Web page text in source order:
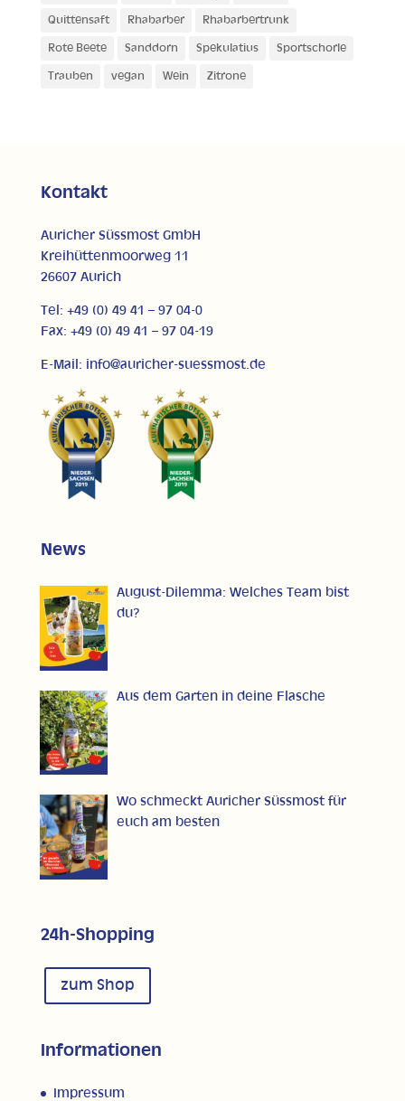
Quittensaft Rhabarber Rhabarbertrunk
Rote Beete Sanddorn Spekulatius Sportschorle
Trauben vegan Wein Zitrone
Kontakt
Auricher Süssmost GmbH
Kreihüttenmoorweg 11
26607 Aurich
Tel: +49 (0) 49 41 – 97 04-0
Fax: +49 (0) 49 41 – 97 04-19
E-Mail: info@auricher-suessmost.de
News
August-Dilemma: Welches Team bist
du?
Aus dem Garten in deine Flasche
Wo schmeckt Auricher Süssmost für
euch am besten
24h-Shopping
zum Shop
Informationen
Impressum